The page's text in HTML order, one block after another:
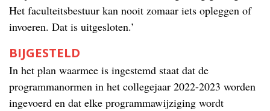
Het faculteitsbestuur kan nooit zomaar iets opleggen of
invoeren. Dat is uitgesloten.’
BIJGESTELD
In het plan waarmee is ingestemd staat dat de
programmanormen in het collegejaar 2022-2023 worden
ingevoerd en dat elke programmawijziging wordt